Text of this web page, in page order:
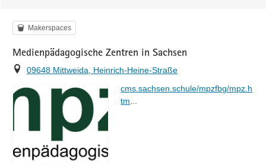
Kategorie
Makerspaces
Medienpädagogische Zentren in Sachsen
Ort
09648 Mittweida, Heinrich-Heine-Straße
https://
cms.sachsen.schule/mpzfbg/mpz.h
tm